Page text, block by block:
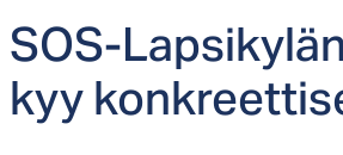
SOS-
kyy